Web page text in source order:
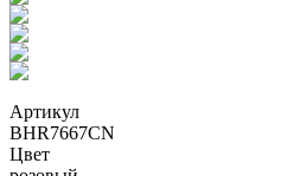
Артикул
BHR7667CN
Цвет